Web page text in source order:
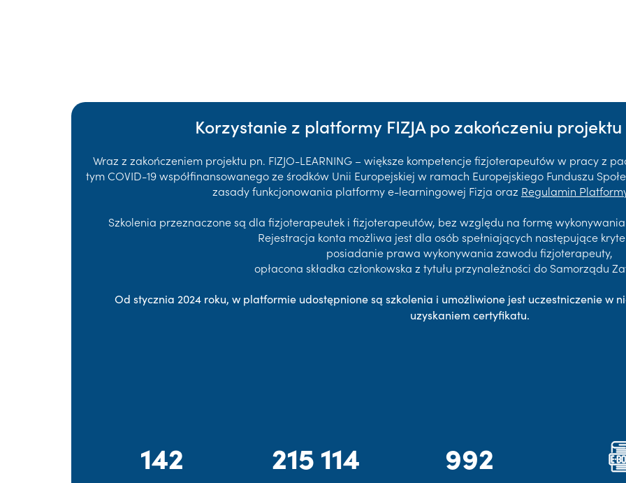
Korzystanie z platformy FIZJA po zakończeniu
Wraz z zakończeniem projektu pn. FIZJO-LEARNING – większe kompetencje fizjoterapeutów w pracy z
tym COVID-19 współfinansowanego ze środków Unii Europejskiej w ramach Europejskiego Funduszu
zasady funkcjonowania platformy e-learningowej Fizja oraz Regulamin
Szkolenia przeznaczone są dla fizjoterapeutek i fizjoterapeutów, bez względu na formę
Rejestracja konta możliwa jest dla osób spełniających następujące
posiadanie prawa wykonywania zawodu fizjoterapeuty,
opłacona składka członkowska z tytułu przynależności do Samorządu
Od stycznia 2024 roku, w platformie udostępnione są szkolenia i umożliwione jest uczestniczenie w
uzyskaniem certyfikatu.
142 215 114 992